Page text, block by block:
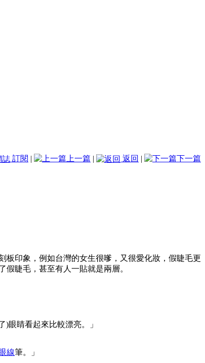
訂閱 | 上一篇 | 返回 | 下一篇
板印象，例如台灣的女生很嗲，又很愛化妝，假睫毛更
睫毛，甚至有人一貼就是兩層。
眼睛看起來比較漂亮。」
眼線筆。」